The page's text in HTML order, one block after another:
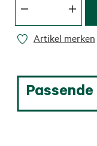
Artikel merken